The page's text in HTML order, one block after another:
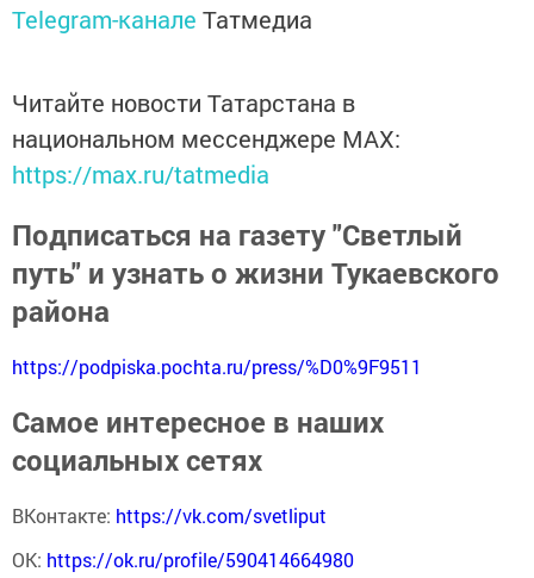
Telegram-канале Татмедиа
Читайте новости Татарстана в
национальном мессенджере MАХ:
https://max.ru/tatmedia
Подписаться на газету "Светлый
путь" и узнать о жизни Тукаевского
района
https://podpiska.pochta.ru/press/%D0%9F9511
Самое интересное в наших
социальных сетях
ВКонтакте: https://vk.com/svetliput
ОК: https://ok.ru/profile/590414664980